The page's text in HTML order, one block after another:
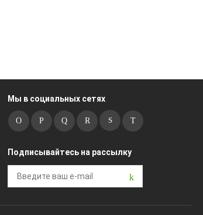
Мы в социальных сетях
Подписывайтесь на рассылку